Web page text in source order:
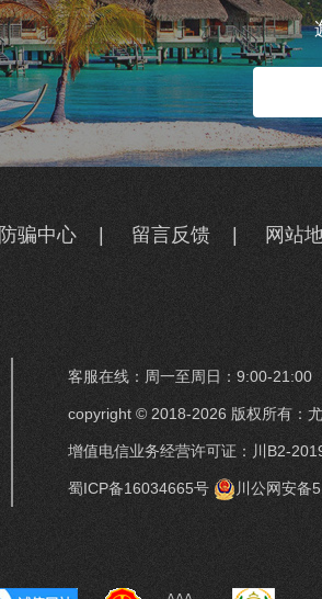
防骗中心 留言反馈 网站
客服在线：周一至周日：9:00-21:00
copyright © 2018-2026 版权所有：
增值电信业务经营许可证：川B2-
蜀ICP备16034665号 川公网安备